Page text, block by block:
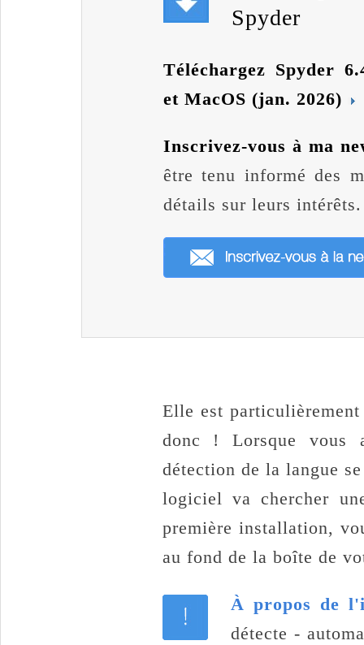
Spyder
Téléchargez Spyder
et MacOS (jan. 2026)
Inscrivez-vous à ma
être tenu informé des
détails sur leurs intérêts.
Elle est
donc ! Lorsque vous
détection de la langue
logiciel va chercher
première installation,
au fond de la boîte de
À propos de
détecte -